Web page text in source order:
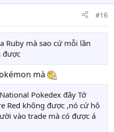
#16
Ruby mà sao cứ mỗi lần
được
mà
Pokedex đây Tớ
Red không được ,nó cứ hô
vào trade mà có được á